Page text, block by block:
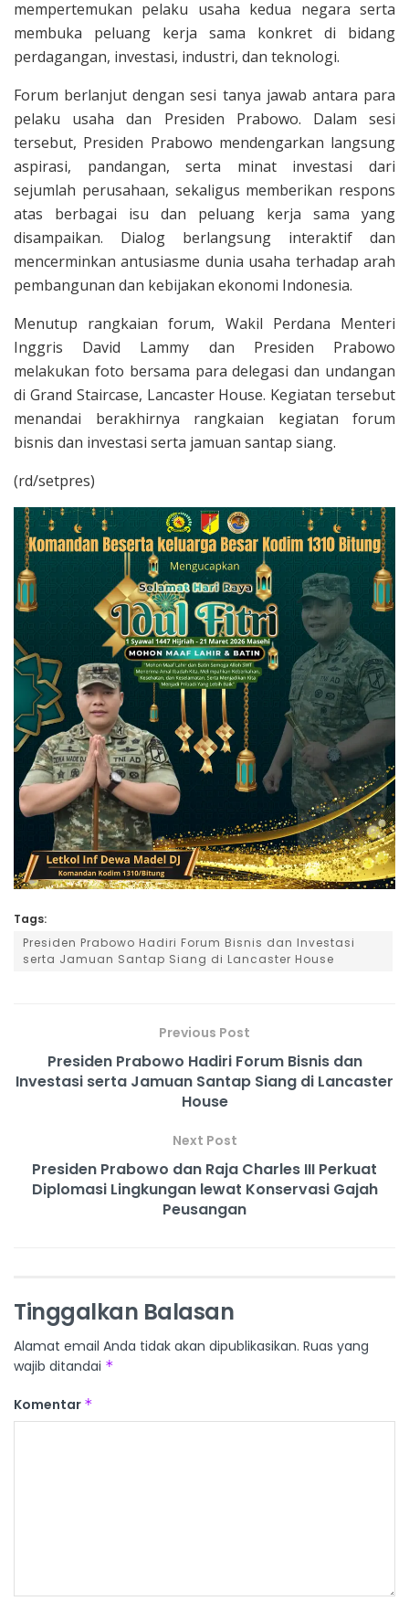
mempertemukan pelaku usaha kedua negara serta
membuka peluang kerja sama konkret di bidang
perdagangan, investasi, industri, dan teknologi.
Forum berlanjut dengan sesi tanya jawab antara para
pelaku usaha dan Presiden Prabowo. Dalam sesi
tersebut, Presiden Prabowo mendengarkan langsung
aspirasi, pandangan, serta minat investasi dari
sejumlah perusahaan, sekaligus memberikan respons
atas berbagai isu dan peluang kerja sama yang
disampaikan. Dialog berlangsung interaktif dan
mencerminkan antusiasme dunia usaha terhadap arah
pembangunan dan kebijakan ekonomi Indonesia.
Menutup rangkaian forum, Wakil Perdana Menteri
Inggris David Lammy dan Presiden Prabowo
melakukan foto bersama para delegasi dan undangan
di Grand Staircase, Lancaster House. Kegiatan tersebut
menandai berakhirnya rangkaian kegiatan forum
bisnis dan investasi serta jamuan santap siang.
(rd/setpres)
Tags:
Presiden Prabowo Hadiri Forum Bisnis dan Investasi
serta Jamuan Santap Siang di Lancaster House
Previous Post
Presiden Prabowo Hadiri Forum Bisnis dan
Investasi serta Jamuan Santap Siang di Lancaster
House
Next Post
Presiden Prabowo dan Raja Charles III Perkuat
Diplomasi Lingkungan lewat Konservasi Gajah
Peusangan
Tinggalkan Balasan
Alamat email Anda tidak akan dipublikasikan. Ruas yang
wajib ditandai *
Komentar *